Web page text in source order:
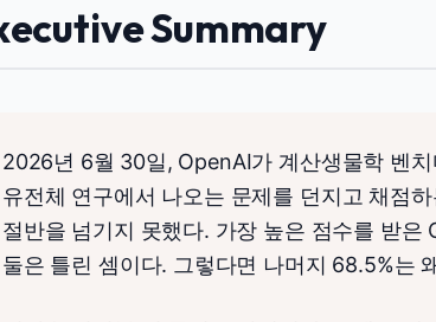
Summary
2026년 6월 30일, OpenAI가 계산생물학 벤치
유전체 연구에서 나오는 문제를 던지고 채점
절반을 넘기지 못했다. 가장 높은 점수를 받은
둘은 틀린 셈이다. 그렇다면 나머지 68.5%는